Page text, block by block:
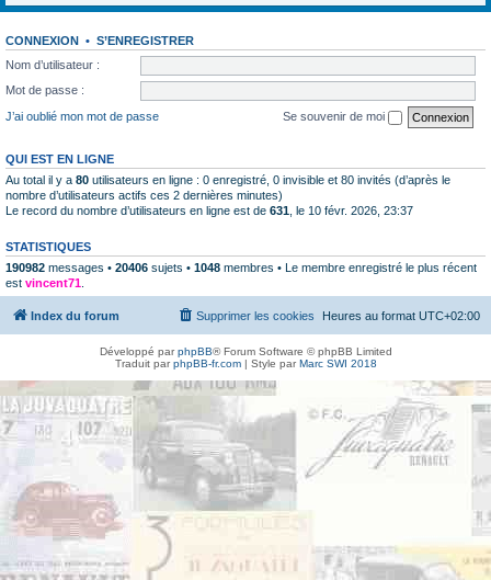
CONNEXION • S’ENREGISTRER
Nom d’utilisateur :
Mot de passe :
J’ai oublié mon mot de passe
Se souvenir de moi
QUI EST EN LIGNE
Au total il y a 80 utilisateurs en ligne : 0 enregistré, 0 invisible et 80 invités (d’après le
nombre d’utilisateurs actifs ces 2 dernières minutes)
Le record du nombre d’utilisateurs en ligne est de 631 , le 10 févr. 2026, 23:37
STATISTIQUES
190982 messages • 20406 sujets • 1048 membres • Le membre enregistré le plus récent
est vincent71
Index du forum Heures au format UTC+02:00
Supprimer les cookies
Développé parphpBB® Forum Software © phpBB Limited
Traduit parphpBB-fr.com| Style parMarc SWI 2018